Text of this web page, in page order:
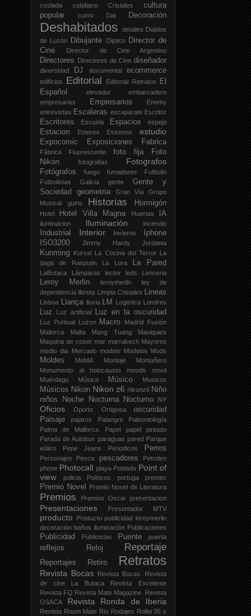
coslada cotidiano Cristales
cultura
popular
curro Dai Decoración
Deshabitados detalles Diablos
de Luzón Dibujante Diptico
Director de
Cine
Director de Cine Argentino
Directores Directores de Cine diseñador
diversidad DJ documental ecommerce
edificios Editorial Editorial Retratos
El
Español
elevador
embarcadero
empresarias
Empresarios
Enemy
entrevistas Escaleras escaparate Escritor
Escritores Escuela Espacios espejo
Estacion Estores Estrenos estudio
Expocomic Exposiciones Fabrica
Fábrica Fluorescente foto fija
Foto
Nikon
fotografias Fotografos
Fotógrafos fuego fumadores
Futbolin
Futbolistas
Galicia gente
Gente y
Sociedad
geometria Gran Vía
Grupo
Musical
guiris Historias Hormigón
Hotel Hotel Villa Magna Huertas IA
iluminacion Iluminación incendio
Industrial Interior Invierno
Iphone
ISO3200
Jimmy Hardy Jordania
Kunming Kursal La Cocina del Terror La
daga de Rasputin
La Lora La Pared
LaButaca Lámparas lector leds Lenceria
Leroy Merlin leroymerlin
ley de
dependencia libreta Limpia Cristales Lineas
Lisboa Llança lluvia LM Logistica Londres
Luz Luz artificial Luz en la oscuridad
Luz Puntual Luzon Macro
Madrid Fusión
Mallorca
Malta Mang Tuang
Maniquies
Maquina de coser mar marrakech Mayores
medio dia Mercado modelo Modelos Mods
Moldes MoMA Montaje
Montañero
Monumento al holocausto
moods
movil
Muérdago
Música Músico Musicos
Músicos Nikon Nikon z6 nikonz6 Niño
niños
Noche Nocturna Nocturno NY
Oficios Oporto Ortigosa
oscuridad
Paisaje
pajaros Palangre
Paleontología
Palma de Mallorca.
Papel
papel pintado
Parada de Autobus paraguas pared Parque
eólico
Pepe Jeans Periodicos Perros
Personajes Pesca pescadores
Petroleo
phone Photocall playa Poblado Point of
view
policia Políticos portuga premier
Premio Novel Premio Novel de Literatura
Premios Premios Oscar presentacion
Presentaciones Presentador MTV
producto
Producto publicidad leroymerlin
decoración baños iluminación Publicaciones
Publicidad Publicistas Puente puerta
reflejos Reloj Reportaje
Reportajes Retiro Retratos
Revista Bocas Revista Bocas.
Revista
de cine La Butaca
Revista Excelente
Revista FQ Revista Mate Magazine. Revista
OSACA
Revista Ronda de Iberia
Revista Room Mate Rio Rodajes Rollei 35 s